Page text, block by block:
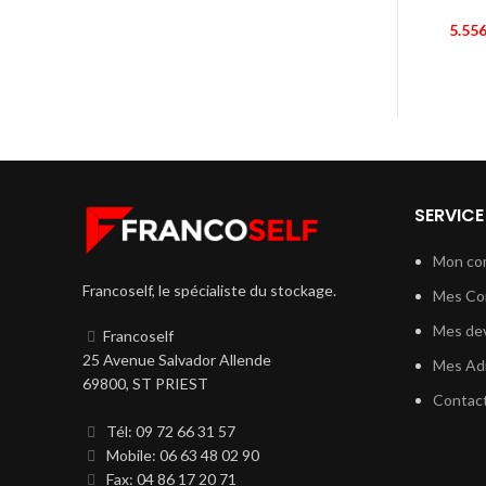
Francoself, le spécialiste du stockage.
Francoself
25 Avenue Salvador Allende
69800, ST PRIEST
Tél: 09 72 66 31 57
Mobile: 06 63 48 02 90
Fax: 04 86 17 20 71
Mon
Mes
Mes
Mes